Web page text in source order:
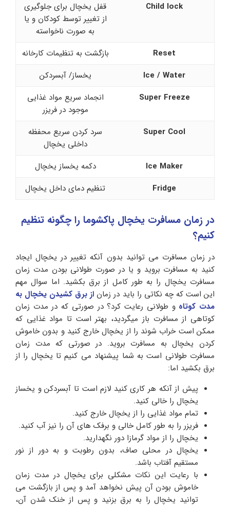
Child lock
قفل یخچال برای جلوگیری
از تغییر توسط کودکان و یا
به صورت ناخواسته
Reset
بازگشت به تنظیمات کارخانه
Ice / Water
یخساز/ آبسردکن
Super Freeze
انجماد سریع مواد غذایی
موجود در فریزر
Super Cool
سرد کردن سریع محفظه
داخلی یخچال
Ice Maker
دکمه یخساز یخچال
Fridge
تنظیم دمای داخل یخچال
در زمان مسافرت یخچال پاکشوما را چگونه تنظیم
کنیم؟
در زمان مسافرت می توانید بدون آنکه تغییر در یخچال ایجاد
کنید به مسافرت بروید و یا در صورت طولانی بودن مدت زمان
مسافرت یخچال را به طور کامل از برق بکشید. اما سوال مهم
این است که چه نکاتی را باید در زمان از برق کشیدن یخچال به
مدت کوتاه و طولانی رعایت کرد؟ در صورتی که در مدت زمان
کوتاهی از مسافرت باز میگردید، بهتر است تا مواد غذایی که
ممکن است خراب شوند را از یخچال خارج کنید و بدون خاموش
کردن یخچال به مسافرت بروید. در صورتی که مدت زمان
مسافرت طولانی است به شما پیشنهاد می کنیم تا یخچال را از
برق بکشید اما:
پیش از آنکه هر کاری کنید لازم است تا آبسردکن و یخساز
یخچال را خالی کنید.
تمام مواد غذایی را از یخچال خارج کنید.
فریزر را به طور کامل خالی و برفک های آن را نیز آب کنید.
یخچال را از مواد گرمازا دور نگهدارید.
یخچال در محلی صاف، بدون رطوبت و به دور از نور
مستقیم آفتاب باشد.
با رعایت این نکات مشکلی برای یخچال در مدت زمان
خاموش بودن آن پیش نخواهد آمد و پس از بازگشت می
توانید یخچال را به برق بزنید و پس از خنک شدن آن،